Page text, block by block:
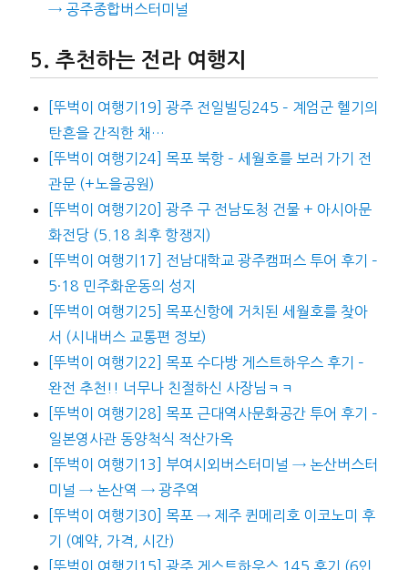
→ 공주종합버스터미널
추천하는 전라 여행지
[뚜벅이 여행기19] 광주 전일빌딩245 – 계엄군 헬기의
탄흔을 간직한 채…
[뚜벅이 여행기24] 목포 북항 – 세월호를 보러 가기 전
관문 (+노을공원)
[뚜벅이 여행기20] 광주 구 전남도청 건물 + 아시아문
화전당 (5.18 최후 항쟁지)
[뚜벅이 여행기17] 전남대학교 광주캠퍼스 투어 후기 –
5·18 민주화운동의 성지
[뚜벅이 여행기25] 목포신항에 거치된 세월호를 찾아
서 (시내버스 교통편 정보)
[뚜벅이 여행기22] 목포 수다방 게스트하우스 후기 –
완전 추천!! 너무나 친절하신 사장님ㅋㅋ
[뚜벅이 여행기28] 목포 근대역사문화공간 투어 후기 –
일본영사관 동양척식 적산가옥
[뚜벅이 여행기13] 부여시외버스터미널 → 논산버스터
미널 → 논산역 → 광주역
[뚜벅이 여행기30] 목포 → 제주 퀸메리호 이코노미 후
기 (예약, 가격, 시간)
[뚜벅이 여행기15] 광주 게스트하우스 145 후기 (6인